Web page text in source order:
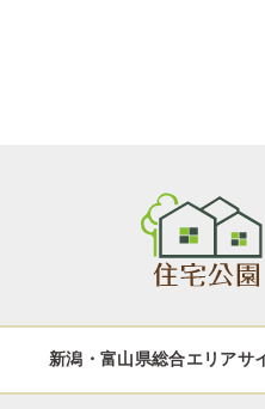
新潟・富山県総合エリアサ